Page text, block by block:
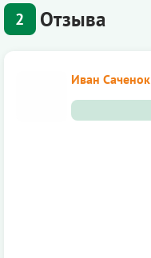
2 Отзыва
Иван Саченок